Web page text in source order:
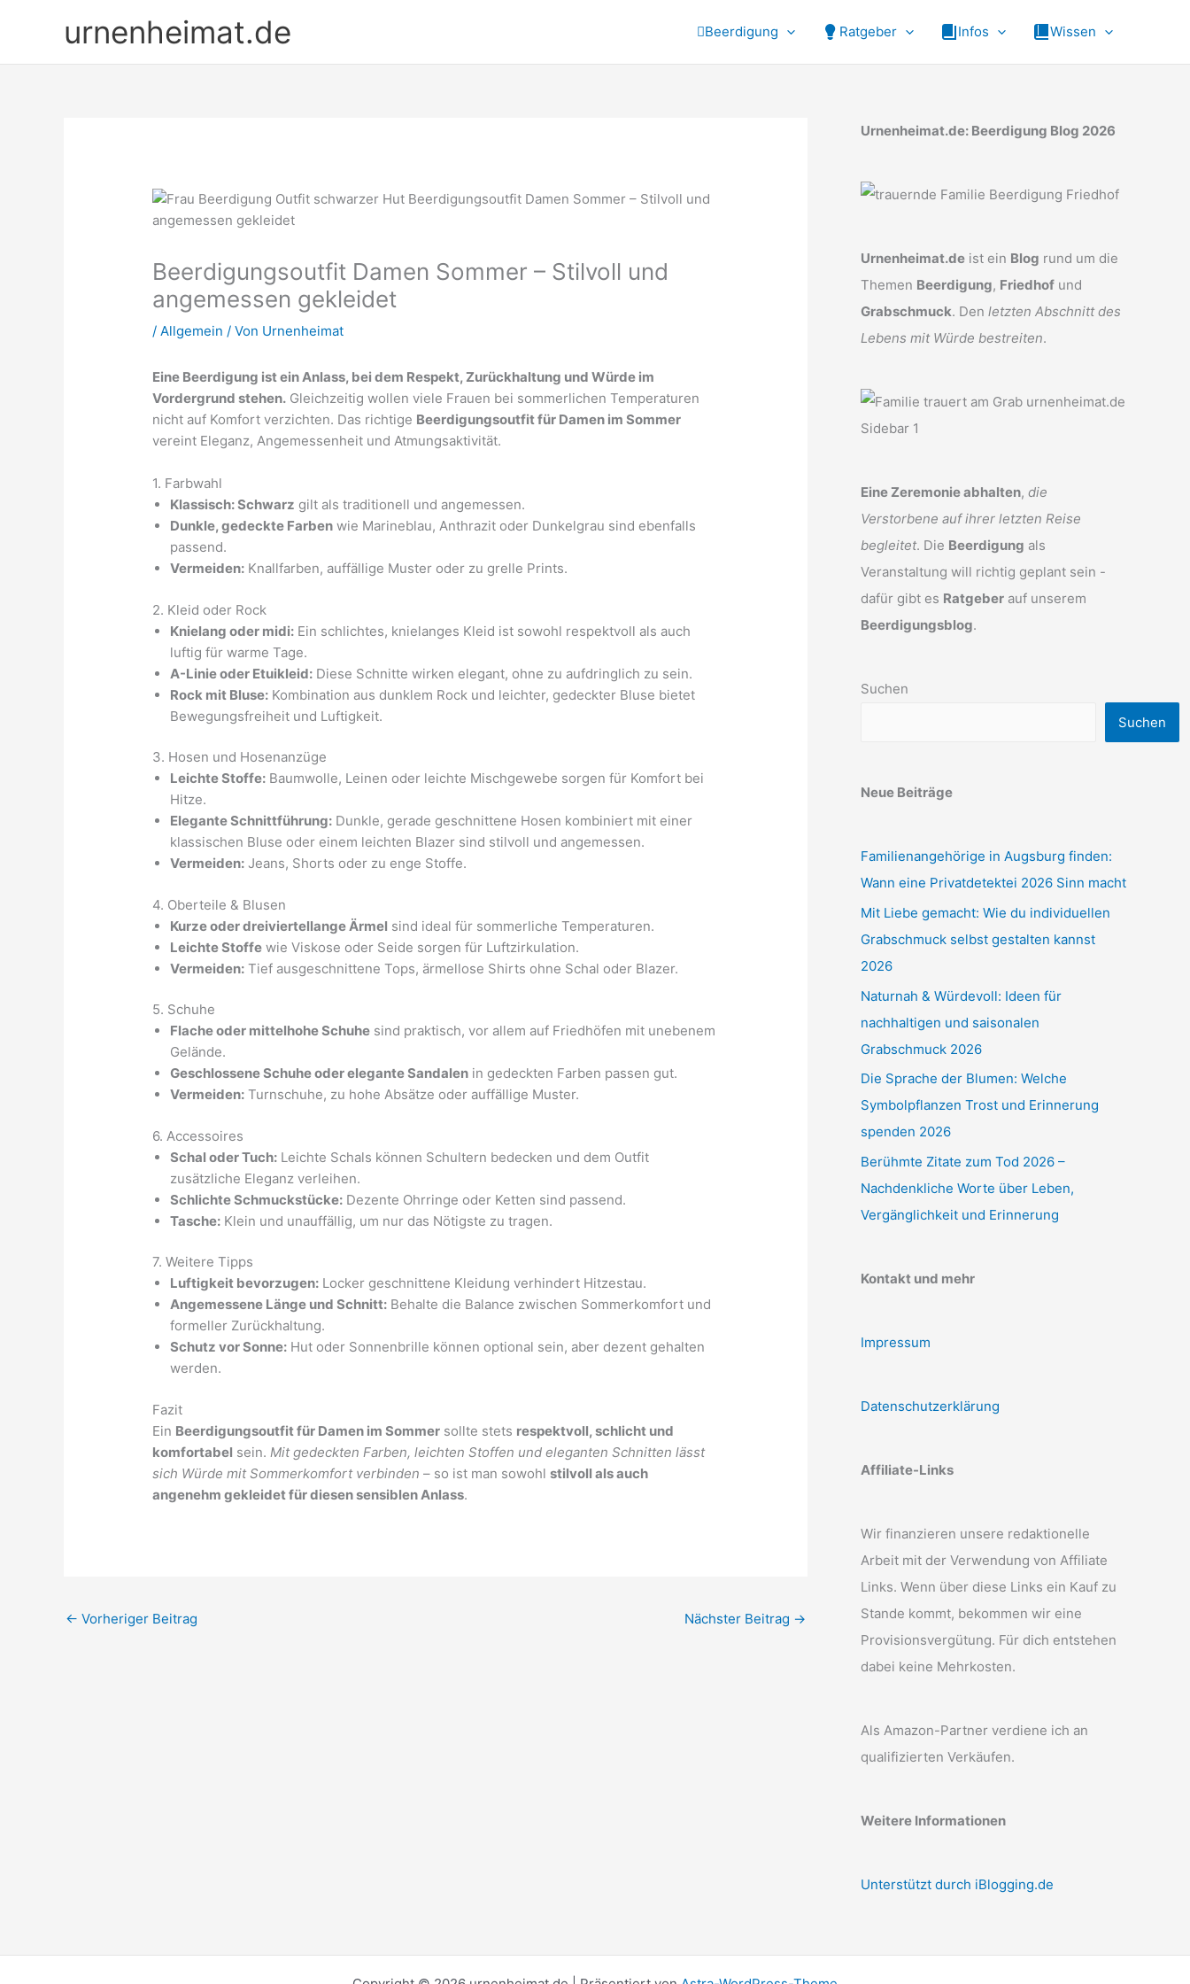
urnenheimat.de Beerdigung Ratgeber Infos Wissen
Beerdigungsoutfit Damen Sommer – Stilvoll und
angemessen gekleidet
/Allgemein / Von Urnenheimat
Eine Beerdigung ist ein Anlass, bei dem Respekt, Zurückhaltung und Würde im
Vordergrund stehen. Gleichzeitig wollen viele Frauen bei sommerlichen Temperaturen
nicht auf Komfort verzichten. Das richtige Beerdigungsoutfit für Damen im Sommer
vereint Eleganz, Angemessenheit und Atmungsaktivität.
1. Farbwahl
Klassisch: Schwarz gilt als traditionell und angemessen.
Dunkle, gedeckte Farben wie Marineblau, Anthrazit oder Dunkelgrau sind ebenfalls
passend.
Vermeiden: Knallfarben, auffällige Muster oder zu grelle Prints.
2. Kleid oder Rock
Knielang oder midi: Ein schlichtes, knielanges Kleid ist sowohl respektvoll als auch
luftig für warme Tage.
A-Linie oder Etuikleid: Diese Schnitte wirken elegant, ohne zu aufdringlich zu sein.
Rock mit Bluse: Kombination aus dunklem Rock und leichter, gedeckter Bluse bietet
Bewegungsfreiheit und Luftigkeit.
3. Hosen und Hosenanzüge
Leichte Stoffe: Baumwolle, Leinen oder leichte Mischgewebe sorgen für Komfort bei
Hitze.
Elegante Schnittführung: Dunkle, gerade geschnittene Hosen kombiniert mit einer
klassischen Bluse oder einem leichten Blazer sind stilvoll und angemessen.
Vermeiden: Jeans, Shorts oder zu enge Stoffe.
4. Oberteile & Blusen
Kurze oder dreiviertellange Ärmel sind ideal für sommerliche Temperaturen.
Leichte Stoffe wie Viskose oder Seide sorgen für Luftzirkulation.
Vermeiden: Tief ausgeschnittene Tops, ärmellose Shirts ohne Schal oder Blazer.
5. Schuhe
Flache oder mittelhohe Schuhe sind praktisch, vor allem auf Friedhöfen mit unebenem
Gelände.
Geschlossene Schuhe oder elegante Sandalen in gedeckten Farben passen gut.
Vermeiden: Turnschuhe, zu hohe Absätze oder auffällige Muster.
6. Accessoires
Schal oder Tuch: Leichte Schals können Schultern bedecken und dem Outfit
zusätzliche Eleganz verleihen.
Schlichte Schmuckstücke: Dezente Ohrringe oder Ketten sind passend.
Tasche: Klein und unauffällig, um nur das Nötigste zu tragen.
7. Weitere Tipps
Luftigkeit bevorzugen: Locker geschnittene Kleidung verhindert Hitzestau.
Angemessene Länge und Schnitt: Behalte die Balance zwischen Sommerkomfort und
formeller Zurückhaltung.
Schutz vor Sonne: Hut oder Sonnenbrille können optional sein, aber dezent gehalten
werden.
Fazit
Ein Beerdigungsoutfit für Damen im Sommer sollte stets respektvoll, schlicht und
komfortabel sein. Mit gedeckten Farben, leichten Stoffen und eleganten Schnitten lässt
sich Würde mit Sommerkomfort verbinden – so ist man sowohlstilvoll als auch
angenehm gekleidet für diesen sensiblen Anlass.
← Vorheriger Beitrag Nächster Beitrag →
Urnenheimat.de: Beerdigung Blog 2026
Urnenheimat.de ist ein Blog rund um die
Themen Beerdigung, Friedhof und
Grabschmuck. Den letzten Abschnitt des
Lebens mit Würde bestreiten.
Eine Zeremonie abhalten, die
Verstorbene auf ihrer letzten Reise
begleitet. Die Beerdigung als
Veranstaltung will richtig geplant sein -
dafür gibt es Ratgeber auf unserem
Beerdigungsblog.
Suchen
Suchen
Neue Beiträge
Familienangehörige in Augsburg finden:
Wann eine Privatdetektei 2026 Sinn macht
Mit Liebe gemacht: Wie du individuellen
Grabschmuck selbst gestalten kannst
2026
Naturnah & Würdevoll: Ideen für
nachhaltigen und saisonalen
Grabschmuck 2026
Die Sprache der Blumen: Welche
Symbolpflanzen Trost und Erinnerung
spenden 2026
Berühmte Zitate zum Tod 2026 –
Nachdenkliche Worte über Leben,
Vergänglichkeit und Erinnerung
Kontakt und mehr
Impressum
Datenschutzerklärung
Affiliate-Links
Wir finanzieren unsere redaktionelle
Arbeit mit der Verwendung von Affiliate
Links. Wenn über diese Links ein Kauf zu
Stande kommt, bekommen wir eine
Provisionsvergütung. Für dich entstehen
dabei keine Mehrkosten.
Als Amazon-Partner verdiene ich an
qualifizierten Verkäufen.
Weitere Informationen
Unterstützt durch iBlogging.de